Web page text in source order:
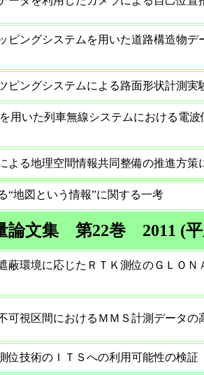
ピングシステムを用いた道路構造物デ
ピングシステムによる路面形状計測実
用いた列車無線システムにおける電
よる地理空間情報共同整備の推進方策
“地図という情報”に関する一考
論文集 第22巻 2011 (平
蔽環境に応じたＲＴＫ測位のＧＬＯＮ
可視区間におけるＭＭＳ計測データの
位技術のＩＴＳへの利用可能性の検証